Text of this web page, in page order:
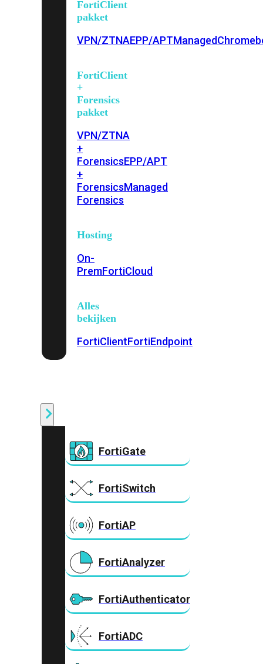
FortiClient
pakket
VPN/ZTNAEPP/APTManaged
FortiClient
+
Forensics
pakket
VPN/ZTNA
+
ForensicsEPP/APT
+
ForensicsManaged
Forensics
Hosting
On-
PremFortiCloud
Alles
bekijken
FortiClientFortiEndpoint
FortiGate
FortiSwitch
FortiAP
FortiAnalyzer
FortiAuthenticator
FortiADC